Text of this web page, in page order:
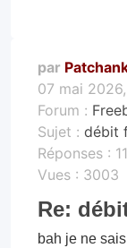
par
07 mai 2026,
Forum :
Sujet : débit
Réponses : 11
Vues : 3003
Re:
bah je ne